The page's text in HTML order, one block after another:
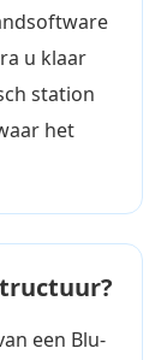
u klaar
station
het
een Blu-